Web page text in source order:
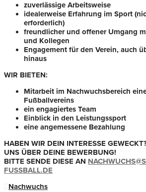
zuverlässige Arbeitsweise
idealerweise Erfahrung im Sport
erforderlich)
freundlicher und offener Umgang
und Kollegen
Engagement für den Verein, auch
hinaus
WIR BIETEN:
Mitarbeit im Nachwuchsbereich
Fußballvereins
ein engagiertes Team
Einblick in den Leistungssport
eine angemessene Bezahlung
HABEN WIR DEIN INTERESSE
UNS ÜBER DEINE BEWERBUNG!
BITTE SENDE DIESE AN
FUSSBALL.DE
Nachwuchs